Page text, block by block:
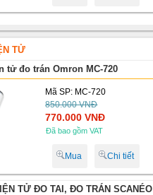
TỬ
tử đo trán Omron MC-720
Mã SP: MC-720
850.000 VNĐ
770.000 VNĐ
Đã bao gồm VAT
Mua Chi tiết
TỬ ĐO TAI, ĐO TRÁN SCANÉO